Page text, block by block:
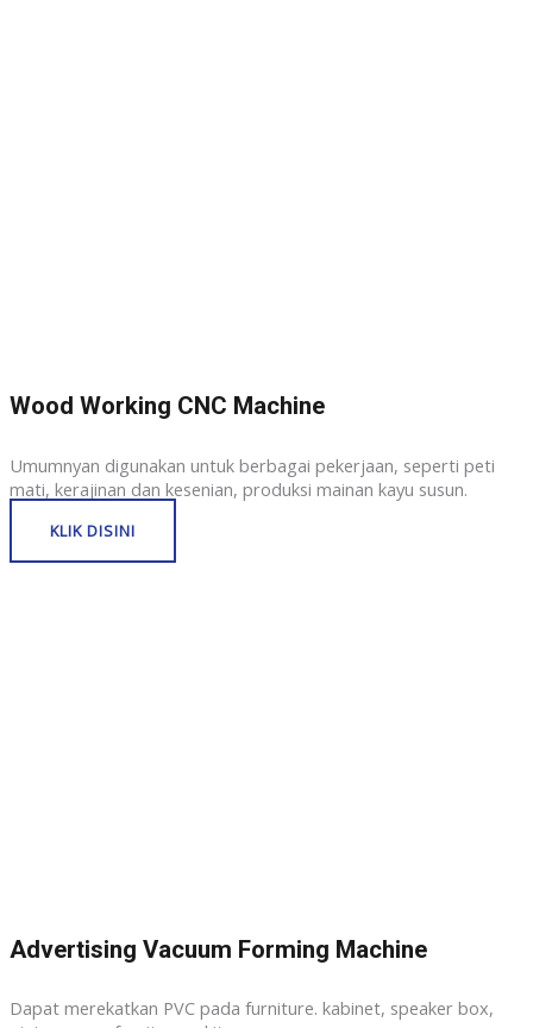
Wood Working CNC Machine
Umumnyan digunakan untuk berbagai pekerjaan, seperti peti
mati, kerajinan dan kesenian, produksi mainan kayu susun.
KLIK DISINI
Advertising Vacuum Forming Machine
Dapat merekatkan PVC pada furniture. kabinet, speaker box,